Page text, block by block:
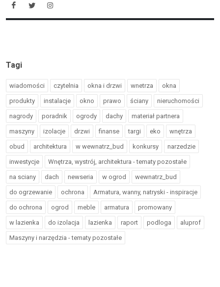
Tagi
wiadomości czytelnia okna i drzwi wnetrza okna
produkty instalacje okno prawo ściany nieruchomości
nagrody poradnik ogrody dachy materiał partnera
maszyny izolacje drzwi finanse targi eko wnętrza
obud architektura w wewnatrz_bud konkursy narzedzie
inwestycje Wnętrza, wystrój, architektura - tematy pozostałe
na sciany dach newseria w ogrod wewnatrz_bud
do ogrzewanie ochrona Armatura, wanny, natryski - inspiracje
do ochrona ogrod meble armatura promowany
w lazienka do izolacja lazienka raport podloga aluprof
Maszyny i narzędzia - tematy pozostałe